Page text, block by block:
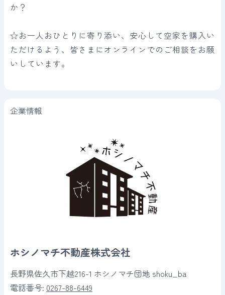
か？
☆お一人おひとりに寄り添い、安心して空家を購入い
ただけるよう、皆さまにオンラインでのご相談をお願
いしています。
企業情報
ホシノマチ不動産株式会社
長野県佐久市下越216-1 ホシノマチ団地 shoku_ba
電話番号: 0267-88-6449